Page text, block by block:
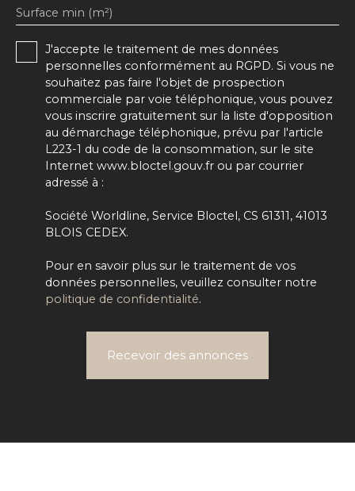
Surface min (m²)
J'accepte le traitement de mes données
personnelles conformément au RGPD. Si vous ne
souhaitez pas faire l'objet de prospection
commerciale par voie téléphonique, vous pouvez
vous inscrire gratuitement sur la liste d'opposition
au démarchage téléphonique, prévu par l'article
L223-1 du code de la consommation, sur le site
Internet www.bloctel.gouv.fr ou par courrier
adressé à :
Société Worldline, Service Bloctel, CS 61311, 41013
BLOIS CEDEX.
Pour en savoir plus sur le traitement de vos
données personnelles, veuillez consulter notre
politique de confidentialité.
Recevoir des annonces